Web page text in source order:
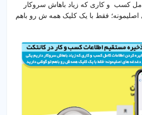
کسب و کاری که زیاد باهاش سروکار
اصلیمونه؛ فقط با یک کلیک همه ش رو باهم